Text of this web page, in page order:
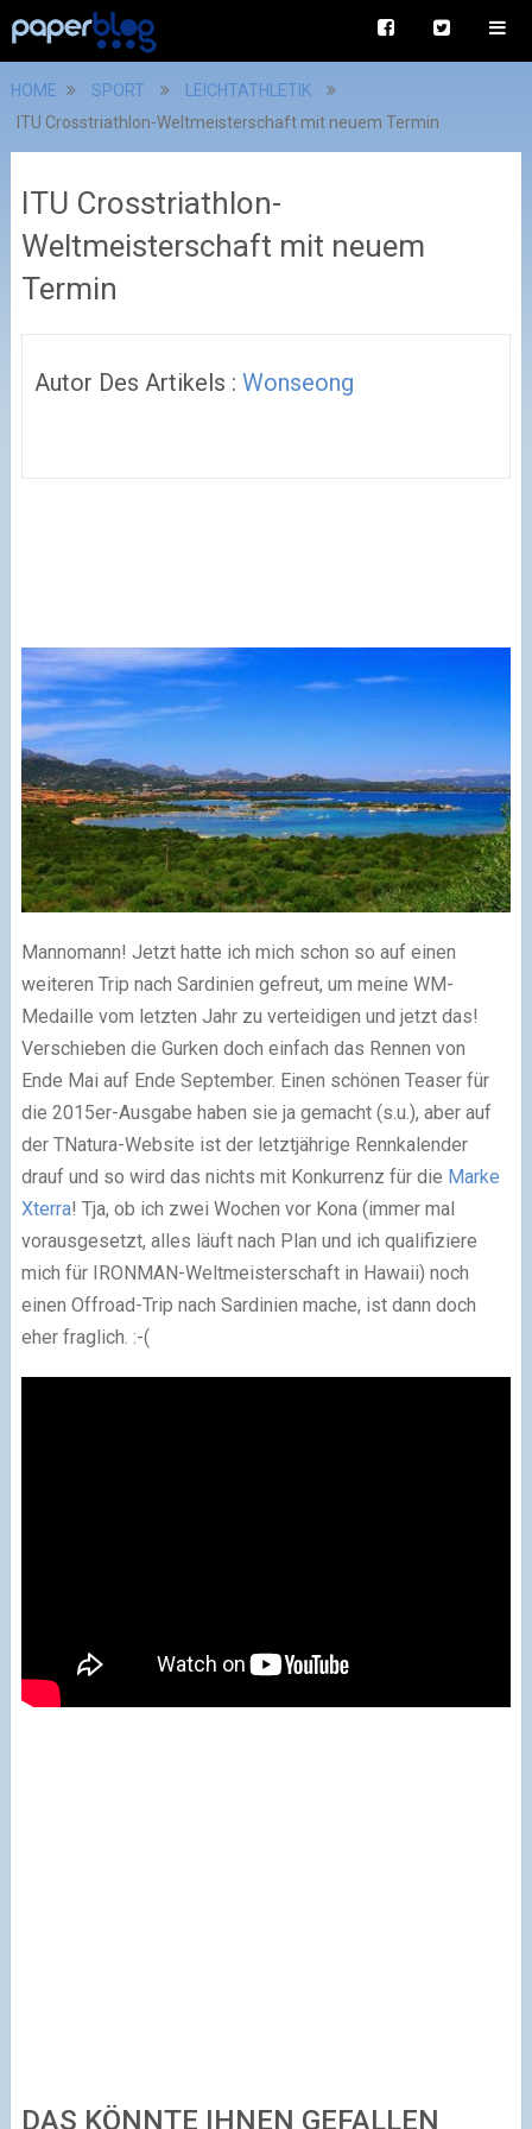
HOME SPORT
LEICHTATHLETIK
ITU Crosstriathlon-Weltmeisterschaft mit neuem Termin
ITU Crosstriathlon-
Weltmeisterschaft mit neuem
Termin
Autor Des Artikels : Wonseong
Mannomann! Jetzt hatte ich mich schon so auf einen
weiteren Trip nach Sardinien gefreut, um meine WM-
Medaille vom letzten Jahr zu verteidigen und jetzt das!
Verschieben die Gurken doch einfach das Rennen von
Ende Mai auf Ende September. Einen schönen Teaser für
die 2015er-Ausgabe haben sie ja gemacht (s.u.), aber auf
der TNatura-Website ist der letztjährige Rennkalender
drauf und so wird das nichts mit Konkurrenz für die Marke
Xterra! Tja, ob ich zwei Wochen vor Kona (immer mal
vorausgesetzt, alles läuft nach Plan und ich qualifiziere
mich für IRONMAN-Weltmeisterschaft in Hawaii) noch
einen Offroad-Trip nach Sardinien mache, ist dann doch
eher fraglich. :-(
DAS KÖNNTE IHNEN GEFALLEN